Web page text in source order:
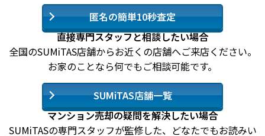
匿名の簡単10秒査定
直接専門スタッフと相談したい場合
全国のSUMiTAS店舗からお近くの店舗へご来店ください。
お家のことなら何でもご相談可能です。
SUMiTAS店舗一覧
マンション売却の疑問を解決したい場合
SUMiTASの専門スタッフが監修した、どなたでもお読みい